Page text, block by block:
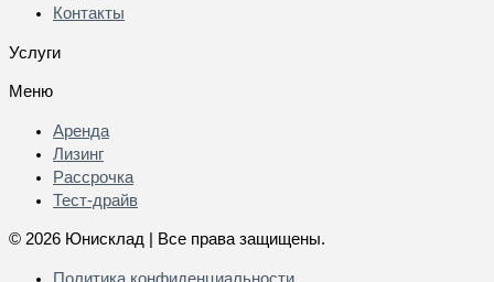
Контакты
Услуги
Меню
Аренда
Лизинг
Рассрочка
Тест-драйв
© 2026 Юнисклад | Все права защищены.